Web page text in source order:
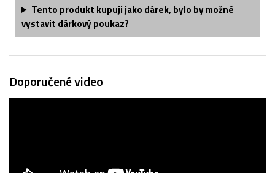
Tento produkt kupuji jako dárek, bylo by možné
vystavit dárkový poukaz?
Doporučené video